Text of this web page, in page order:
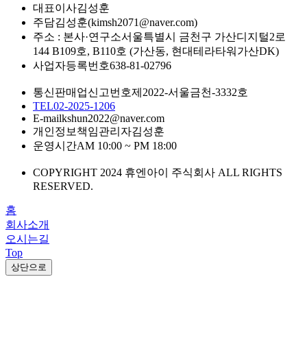
대표이사김성훈
주담김성훈(kimsh2071@naver.com)
주소 : 본사·연구소서울특별시 금천구 가산디지털2로
144 B109호, B110호 (가산동, 현대테라타워가산DK)
사업자등록번호638-81-02796
통신판매업신고번호제2022-서울금천-3332호
TEL02-2025-1206
E-mailkshun2022@naver.com
개인정보책임관리자김성훈
운영시간AM 10:00 ~ PM 18:00
COPYRIGHT 2024 휴엔아이 주식회사 ALL RIGHTS
RESERVED.
홈
회사소개
오시는길
Top
상단으로